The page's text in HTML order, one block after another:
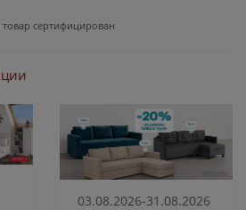
товар сертифицирован
03.08.2026-31.08.2026